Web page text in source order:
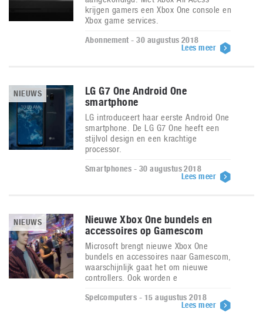
krijgen gamers een Xbox One console en
Xbox game services.
Abonnement - 30 augustus 2018
Lees meer
NIEUWS
LG G7 One Android One
smartphone
LG introduceert haar eerste Android One
smartphone. De LG G7 One heeft een
stijlvol design en een krachtige
processor.
Smartphones - 30 augustus 2018
Lees meer
NIEUWS
Nieuwe Xbox One bundels en
accessoires op Gamescom
Microsoft brengt nieuwe Xbox One
bundels en accessoires naar Gamescom,
waarschijnlijk gaat het om nieuwe
controllers. Ook worden e
Spelcomputers - 15 augustus 2018
Lees meer